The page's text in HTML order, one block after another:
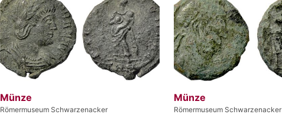
Münze
Römermuseum Schwarzenacker
Münze
Römermuseum Schwarzenacker